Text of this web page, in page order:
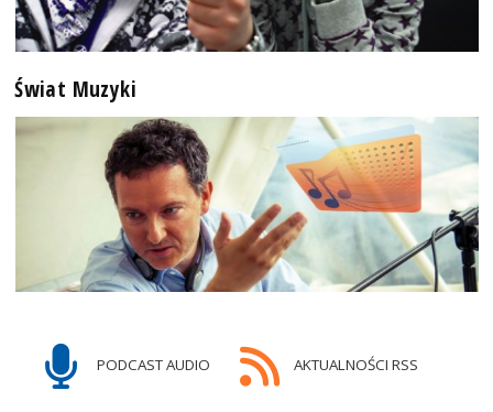
Świat Muzyki
PODCAST AUDIO AKTUALNOŚCI RSS